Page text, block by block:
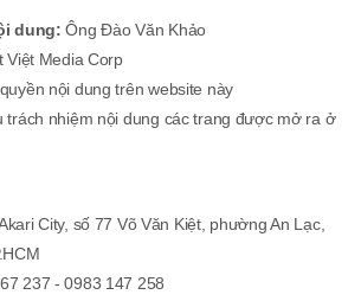
dung:Ông Đào Văn Khảo
Media Corp
nội dung trên website này
trách nhiệm nội dung các trang được mở ra ở
City, số 77 Võ Văn Kiệt, phường An Lạc,
237 - 0983 147 258